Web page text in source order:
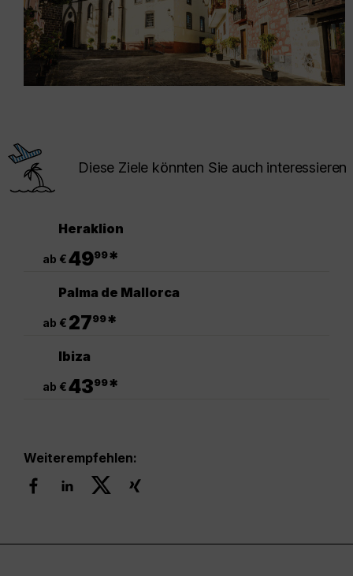
Diese Ziele könnten Sie auch interessieren
Heraklion
ab €4999*
Palma de Mallorca
ab € 2799*
Ibiza
ab €4399*
Weiterempfehlen: